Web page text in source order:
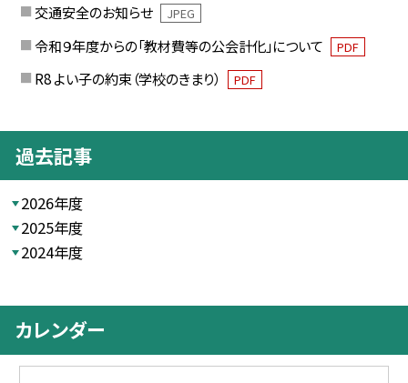
交通安全のお知らせ JPEG
令和９年度からの「教材費等の公会計化」について PDF
R8 よい子の約束（学校のきまり） PDF
過去記事
2026年度
2025年度
2024年度
カレンダー